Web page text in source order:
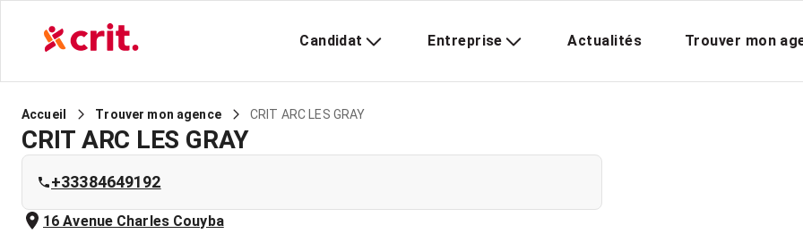
Candidat Entreprise Actualités Trouver mon
Accueil Trouver mon agence CRIT ARC LES GRAY
CRIT ARC LES GRAY
+33384649192
16 Avenue Charles Couyba